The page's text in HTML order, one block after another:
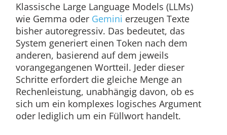
Klassische Large Language Models (LLMs)
wie Gemma oder Gemini erzeugen Texte
bisher autoregressiv. Das bedeutet, das
System generiert einen Token nach dem
anderen, basierend auf dem jeweils
vorangegangenen Wortteil. Jeder dieser
Schritte erfordert die gleiche Menge an
Rechenleistung, unabhängig davon, ob es
sich um ein komplexes logisches Argument
oder lediglich um ein Füllwort handelt.